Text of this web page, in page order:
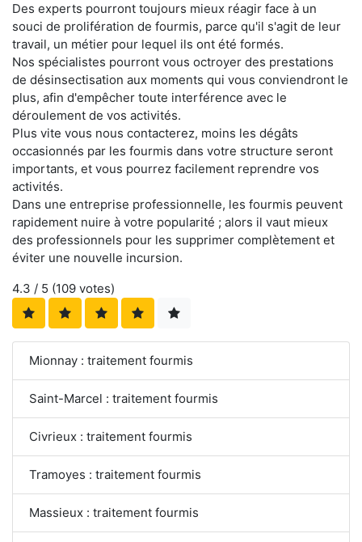
Des experts pourront toujours mieux réagir face à un
souci de prolifération de fourmis, parce qu'il s'agit de leur
travail, un métier pour lequel ils ont été formés.
Nos spécialistes pourront vous octroyer des prestations
de désinsectisation aux moments qui vous conviendront le
plus, afin d'empêcher toute interférence avec le
déroulement de vos activités.
Plus vite vous nous contacterez, moins les dégâts
occasionnés par les fourmis dans votre structure seront
importants, et vous pourrez facilement reprendre vos
activités.
Dans une entreprise professionnelle, les fourmis peuvent
rapidement nuire à votre popularité ; alors il vaut mieux
des professionnels pour les supprimer complètement et
éviter une nouvelle incursion.
4.3 / 5 (109 votes)
Mionnay : traitement fourmis
Saint-Marcel : traitement fourmis
Civrieux : traitement fourmis
Tramoyes : traitement fourmis
Massieux : traitement fourmis